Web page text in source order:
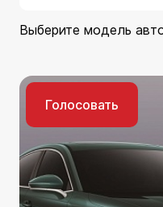
Выберите модель
Голосовать